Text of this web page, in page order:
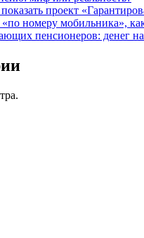
проект
номеру мобильника»,
пенсионеров: денег